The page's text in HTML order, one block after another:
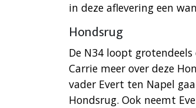
in deze aflevering een
Hondsrug
De N34 loopt
Carrie meer over deze
vader Evert ten Napel
Hondsrug. Ook neemt